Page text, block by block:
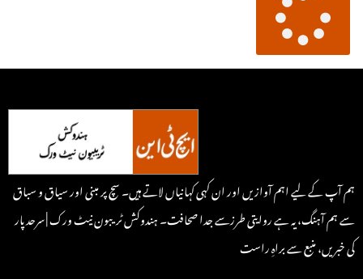
ہم آپ کے لیے اہم آوازیں اور ان کہی کہانیاں لاتے ہیں۔ سچ پر مبنی اور سیاق و سباق
سے ہم آہنگ، یہ ہے روایتی طرزسے جدا صحافت۔ ہندوکش ٹریبون نیٹ ورک | سرحد پار
کی خبریں، منبع سے براہِ راست